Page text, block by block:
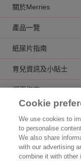
關於Merries
產品一覽
紙尿片指南
育兒資訊及小貼士
網頁指南
認識花王
產品資訊
Cookie
We use cookies to
to personalise
We also share
with our advertising
combine it with other